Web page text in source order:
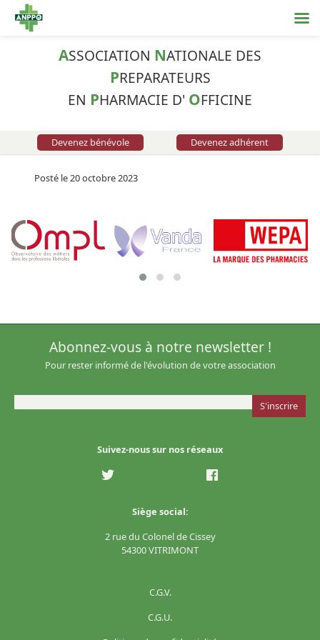
ASSOCIATION NATIONALE DES
PREPARATEURS
EN PHARMACIE D' OFFICINE
Devenez bénévole Devenez adhérent
Posté le 20 octobre 2023
Suivez-nous sur nos réseaux
Siège social:
2 rue du Colonel de Cissey
54300 VITRIMONT
Abonnez-vous à notre newsletter !
Pour rester informé de l'évolution de votre association
C.G.V.
C.G.U.